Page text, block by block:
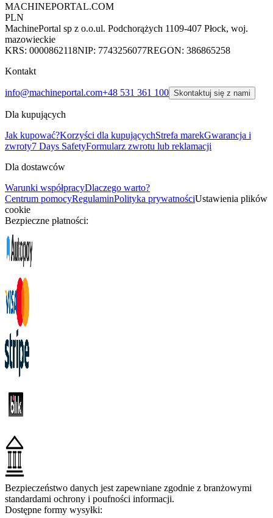
MACHINEPORTAL.COM
PLN
MachinePortal sp z o.o.ul. Podchorążych 1109-407 Płock, woj.
mazowieckie
KRS: 0000862118NIP: 7743256077REGON: 386865258
Kontakt
info@machineportal.com+48 531 361 100 Skontaktuj się z nami
Dla kupujących
Jak kupować?Korzyści dla kupującychStrefa marekGwarancja i
zwroty7 Days SafetyFormularz zwrotu lub reklamacji
Dla dostawców
Warunki współpracyDlaczego warto?
Centrum pomocyRegulaminPolityka prywatnościUstawienia plików
cookie
Bezpieczne płatności:
Bezpieczeństwo danych jest zapewniane zgodnie z branżowymi
standardami ochrony i poufności informacji.
Dostępne formy wysyłki: